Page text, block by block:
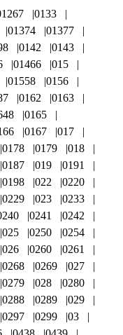
0133
01374
01377
0142
0143
01466
015
01558
0156
0162
0163
0165
0167
017
0178 0179
018
0187 019
0191
0198 022
0220
0229 023
0233
0241
0242
025 0250
0254
026 0260
0261
0268 0269
027
0279 028
0280
0288 0289
029
0297 0299
03